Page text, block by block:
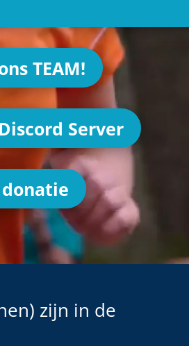
TEAM!
Server
zijn in de